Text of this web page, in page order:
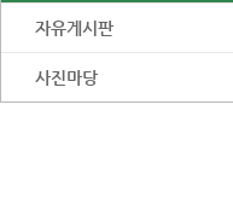
자유게시판
사진마당